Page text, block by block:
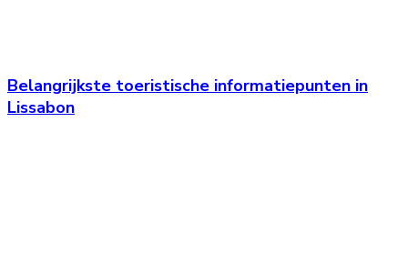
Belangrijkste toeristische informatiepunten in
Lissabon